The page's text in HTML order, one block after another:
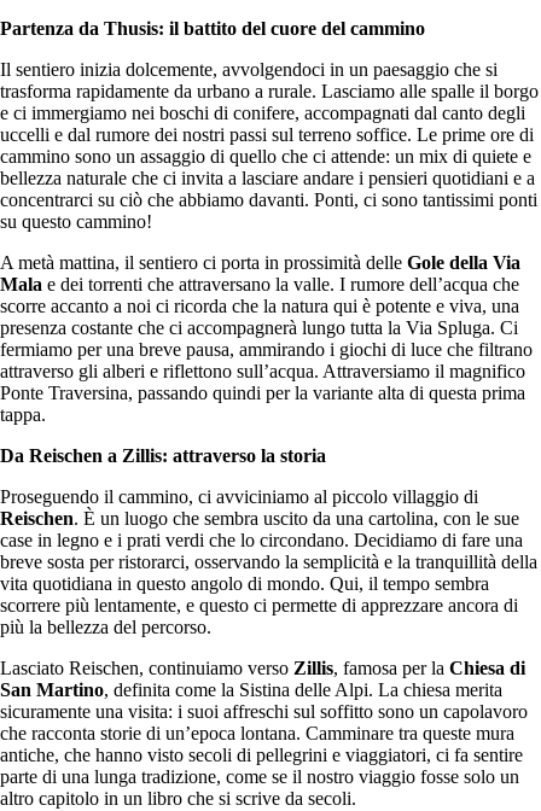
Partenza da Thusis: il battito del cuore del cammino
Il sentiero inizia dolcemente, avvolgendoci in un paesaggio che si
trasforma rapidamente da urbano a rurale. Lasciamo alle spalle il borgo
e ci immergiamo nei boschi di conifere, accompagnati dal canto degli
uccelli e dal rumore dei nostri passi sul terreno soffice. Le prime ore di
cammino sono un assaggio di quello che ci attende: un mix di quiete e
bellezza naturale che ci invita a lasciare andare i pensieri quotidiani e a
concentrarci su ciò che abbiamo davanti. Ponti, ci sono tantissimi ponti
su questo cammino!
A metà mattina, il sentiero ci porta in prossimità delle Gole della Via
Mala e dei torrenti che attraversano la valle. I rumore dell’acqua che
scorre accanto a noi ci ricorda che la natura qui è potente e viva, una
presenza costante che ci accompagnerà lungo tutta la Via Spluga. Ci
fermiamo per una breve pausa, ammirando i giochi di luce che filtrano
attraverso gli alberi e riflettono sull’acqua. Attraversiamo il magnifico
Ponte Traversina, passando quindi per la variante alta di questa prima
tappa.
Da Reischen a Zillis: attraverso la storia
Proseguendo il cammino, ci avviciniamo al piccolo villaggio di
Reischen. È un luogo che sembra uscito da una cartolina, con le sue
case in legno e i prati verdi che lo circondano. Decidiamo di fare una
breve sosta per ristorarci, osservando la semplicità e la tranquillità della
vita quotidiana in questo angolo di mondo. Qui, il tempo sembra
scorrere più lentamente, e questo ci permette di apprezzare ancora di
più la bellezza del percorso.
Lasciato Reischen, continuiamo verso Zillis, famosa per la Chiesa di
San Martino, definita come la Sistina delle Alpi. La chiesa merita
sicuramente una visita: i suoi affreschi sul soffitto sono un capolavoro
che racconta storie di un’epoca lontana. Camminare tra queste mura
antiche, che hanno visto secoli di pellegrini e viaggiatori, ci fa sentire
parte di una lunga tradizione, come se il nostro viaggio fosse solo un
altro capitolo in un libro che si scrive da secoli.